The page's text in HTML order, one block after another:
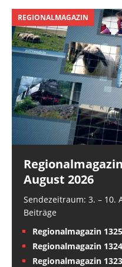
REGIONALMAGAZIN
August 2026
Sendezeitraum: 3. –
Beiträge
Regionalmagazin
Regionalmagazin
Regionalmagazin